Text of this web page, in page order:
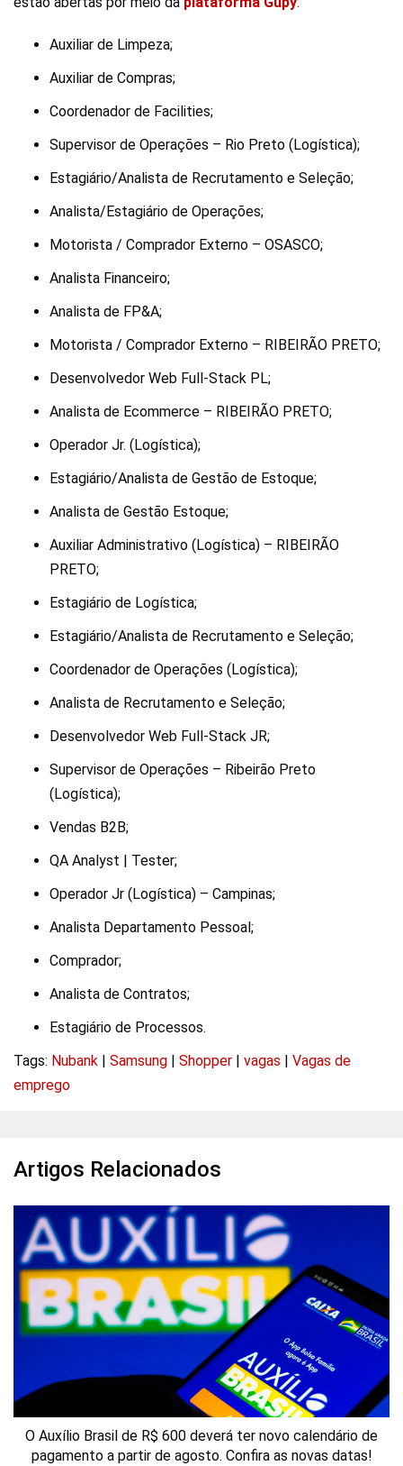
Auxiliar de Limpeza;
Auxiliar de Compras;
Coordenador de Facilities;
Supervisor de Operações – Rio Preto (Logística);
Estagiário/Analista de Recrutamento e Seleção;
Analista/Estagiário de Operações;
Motorista / Comprador Externo – OSASCO;
Analista Financeiro;
Analista de FP&A;
Motorista / Comprador Externo – RIBEIRÃO PRETO;
Desenvolvedor Web Full-Stack PL;
Analista de Ecommerce – RIBEIRÃO PRETO;
Operador Jr. (Logística);
Estagiário/Analista de Gestão de Estoque;
Analista de Gestão Estoque;
Auxiliar Administrativo (Logística) – RIBEIRÃO
PRETO;
Estagiário de Logística;
Estagiário/Analista de Recrutamento e Seleção;
Coordenador de Operações (Logística);
Analista de Recrutamento e Seleção;
Desenvolvedor Web Full-Stack JR;
Supervisor de Operações – Ribeirão Preto
(Logística);
Vendas B2B;
QA Analyst | Tester;
Operador Jr (Logística) – Campinas;
Analista Departamento Pessoal;
Comprador;
Analista de Contratos;
Estagiário de Processos.
Tags: Nubank Samsung Shopper vagas
Vagas de
emprego
Artigos Relacionados
O Auxílio Brasil de R$ 600 deverá ter novo calendário de
pagamento a partir de agosto. Confira as novas datas!